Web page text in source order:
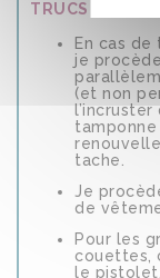
TRUCS &
En cas
je
(et non
tamponne
tache.
Je
de
Pour les
couettes,
le